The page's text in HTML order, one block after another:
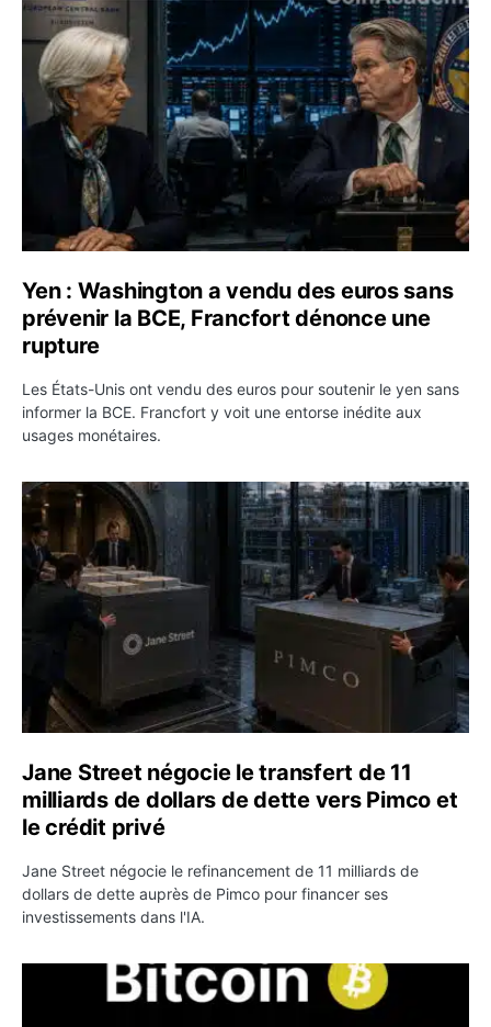
Yen : Washington a vendu des euros sans prévenir la
Yen : Washington a vendu des euros sans
prévenir la BCE, Francfort dénonce une
rupture
Les États-Unis ont vendu des euros pour soutenir le yen sans
informer la BCE. Francfort y voit une entorse inédite aux
usages monétaires.
Jane Street négocie le transfert de 11 milliards de
Jane Street négocie le transfert de 11
milliards de dollars de dette vers Pimco et
le crédit privé
Jane Street négocie le refinancement de 11 milliards de
dollars de dette auprès de Pimco pour financer ses
investissements dans l'IA.
Bitcoin stagne à 64 000 dollars pendant que les